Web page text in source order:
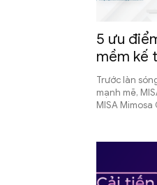
5 ưu
mềm kế
Trước làn
mạnh mẽ,
MISA Mimosa